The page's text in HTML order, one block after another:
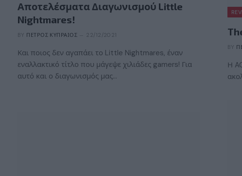
Αποτελέσματα Διαγωνισμού Little
Nightmares!
BY ΠΈΤΡΟΣ ΚΥΠΡΑΊΟΣ 22/12/2021
Και ποιος δεν αγαπάει το Little Nightmares, έναν
εναλλακτικό τίτλο που μάγεψε χιλιάδες gamers! Για
αυτό και ο διαγωνισμός μας…
BY
Η